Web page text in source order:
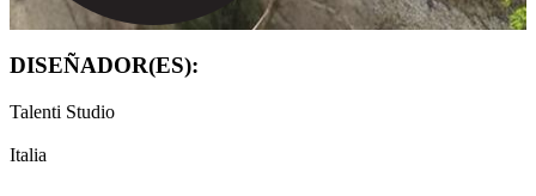
DISEÑADOR(ES):
Talenti Studio
Italia